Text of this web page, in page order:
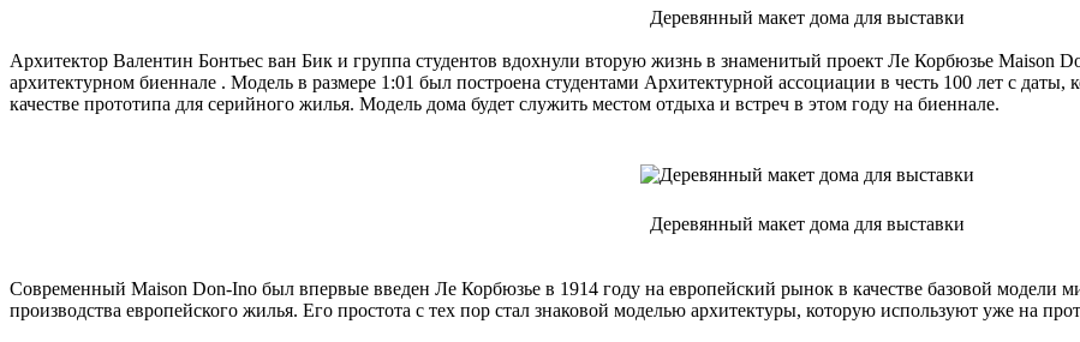
Деревянный макет дома для выставки
Архитектор Валентин Бонтьес ван Бик и группа студентов вдохнули вторую жизнь в знаменитый проект Ле Корбюзье Maison
архитектурном биеннале . Модель в размере 1:01 был построена студентами Архитектурной ассоциации в честь 100 лет с даты,
качестве прототипа для серийного жилья. Модель дома будет служить местом отдыха и встреч в этом году на биеннале.
Деревянный макет дома для выставки
Современный Maison Don-Ino был впервые введен Ле Корбюзье в 1914 году на европейский рынок в качестве базовой модели
производства европейского жилья. Его простота с тех пор стал знаковой моделью архитектуры, которую используют уже на